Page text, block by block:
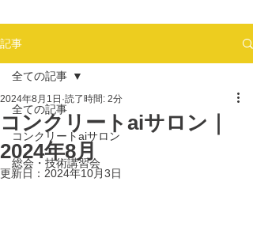
記事
全ての記事
コンクリートaiサロン
総会・技術講習会
全ての記事
コンクリートaiサロン｜
2024年8月
2024年8月1日 読了時間: 2分
更新日： 2024年10月3日